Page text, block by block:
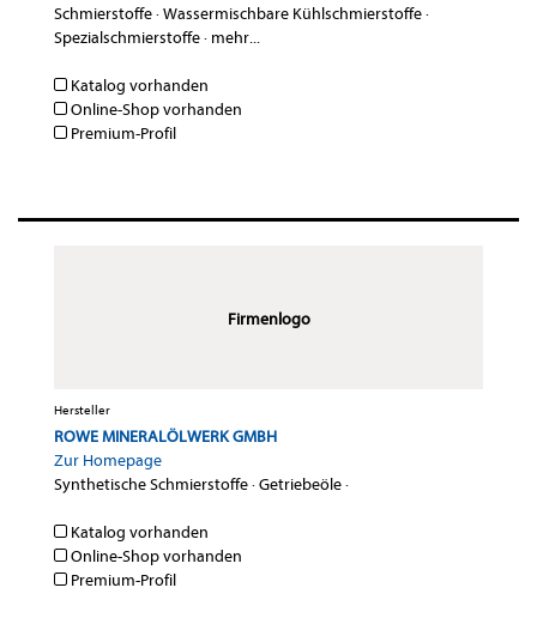
Schmierstoffe·Wassermischbare Kühlschmierstoffe·
Spezialschmierstoffe· mehr...
Katalog vorhanden
Online-Shop vorhanden
Premium-Profil
Firmenlogo
Hersteller
ROWE MINERALÖLWERK GMBH
Zur Homepage
Synthetische Schmierstoffe·Getriebeöle·
Katalog vorhanden
Online-Shop vorhanden
Premium-Profil